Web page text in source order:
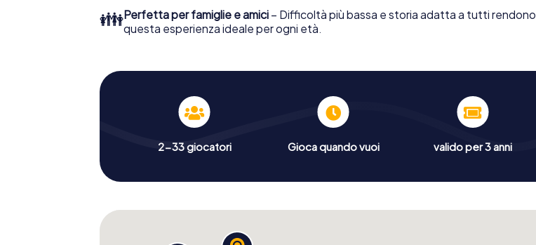
👪Perfetta per famiglie e amici – Difficoltà più bassa e storia adatta a tutti rendono
questa esperienza ideale per ogni età.
2-33 giocatori Gioca quando vuoi valido per 3 anni